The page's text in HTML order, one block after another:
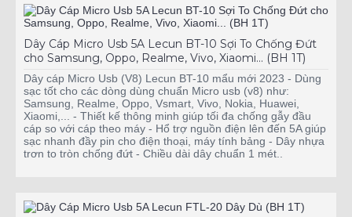
Dây Cáp Micro Usb 5A Lecun BT-10 Sợi To Chống Đứt
cho Samsung, Oppo, Realme, Vivo, Xiaomi... (BH 1T)
Dây cáp Micro Usb (V8) Lecun BT-10 mẩu mới 2023 - Dùng
sạc tốt cho các dòng dùng chuẩn Micro usb (v8) như:
Samsung, Realme, Oppo, Vsmart, Vivo, Nokia, Huawei,
Xiaomi,... - Thiết kế thông minh giúp tối đa chống gẫy đầu
cáp so với cáp theo máy - Hổ trợ nguồn điện lên đến 5A giúp
sạc nhanh đầy pin cho điện thoại, máy tính bảng - Dây nhựa
trơn to tròn chống đứt - Chiều dài dây chuẩn 1 mét..